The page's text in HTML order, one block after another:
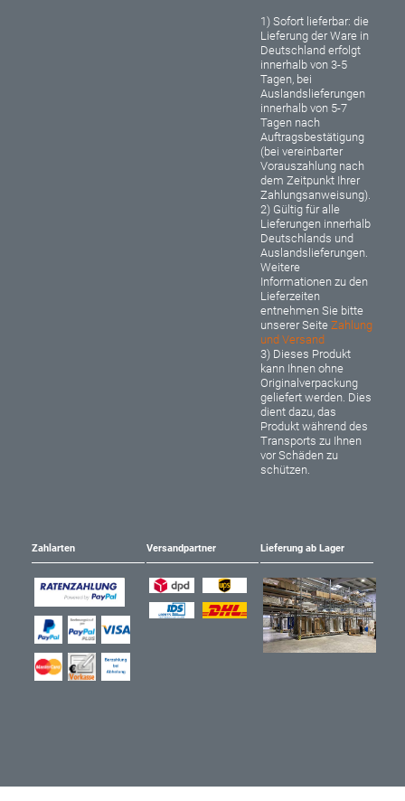
1) Sofort lieferbar: die
Lieferung der Ware in
Deutschland erfolgt
innerhalb von 3-5
Tagen, bei
Auslandslieferungen
innerhalb von 5-7
Tagen nach
Auftragsbestätigung
(bei vereinbarter
Vorauszahlung nach
dem Zeitpunkt Ihrer
Zahlungsanweisung).
2) Gültig für alle
Lieferungen innerhalb
Deutschlands und
Auslandslieferungen.
Weitere
Informationen zu den
Lieferzeiten
entnehmen Sie bitte
unserer SeiteZahlung
und Versand
3) Dieses Produkt
kann Ihnen ohne
Originalverpackung
geliefert werden. Dies
dient dazu, das
Produkt während des
Transports zu Ihnen
vor Schäden zu
schützen.
Zahlarten Versandpartner Lieferung ab Lager